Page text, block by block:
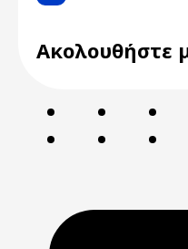
Ακολουθήστε